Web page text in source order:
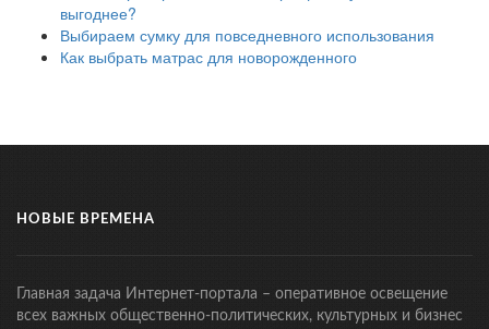
выгоднее?
Выбираем сумку для повседневного использования
Как выбрать матрас для новорожденного
НОВЫЕ ВРЕМЕНА
Главная задача Интернет-портала – оперативное освещение
всех важных общественно-политических, культурных и бизнес